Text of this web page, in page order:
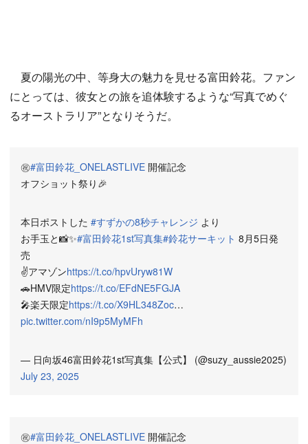
夏の陽光の中、等身大の魅力を見せる富田鈴花。ファン
にとっては、彼女との旅を追体験するような“写真でめぐ
るオーストラリア”となりそうだ。
㊗️#富田鈴花_ONELASTLIVE 開催記念
オフショット祭り🎉
本日ポストした #すずかの8秒チャレンジ より
お手玉と📸✨#富田鈴花1st写真集#鈴花サーキット 8月5日発
売
✌️アマゾンhttps://t.co/hpvUryw81W
🚗HMV限定https://t.co/EFdNE5FGJA
🎤楽天限定https://t.co/X9HL348Zoc…
pic.twitter.com/nI9p5MyMFh
— 日向坂46富田鈴花1st写真集【公式】 (@suzy_aussie2025)
July 23, 2025
㊗️#富田鈴花_ONELASTLIVE 開催記念